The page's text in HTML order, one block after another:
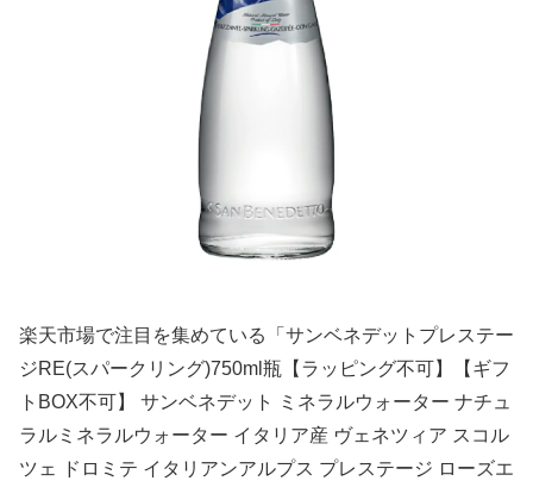
楽天市場で注目を集めている「サンベネデットプレステー
ジRE(スパークリング)750ml瓶【ラッピング不可】【ギフ
トBOX不可】 サンベネデット ミネラルウォーター ナチュ
ラルミネラルウォーター イタリア産 ヴェネツィア スコル
ツェ ドロミテ イタリアンアルプス プレステージ ローズエ